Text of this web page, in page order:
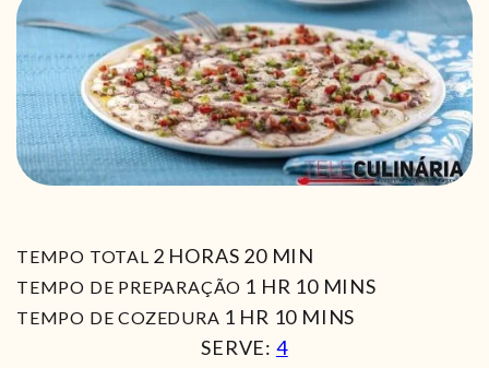
TEMPO TOTAL 2HORAS
HORAS 20MIN
MIN
TEMPO DE PREPARAÇÃO 1 HORA
HR 10MIN
MINS
TEMPO DE COZEDURA 1 HORA
HR 10MIN
MINS
SERVE: 4